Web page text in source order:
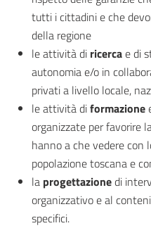
tutti i cittadini e che
della regione
le attività di ricercae di
autonomia e/o in
privati a livello locale,
le attività diformazione
organizzate per favorire
hanno a che vedere con
popolazione toscana e
la progettazionedi
organizzativo e al
specifici.